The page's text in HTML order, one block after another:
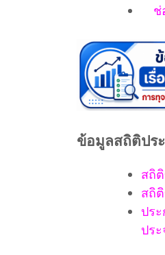
ช่
ข้อมูลสถิติปร
สถิติ
สถิติ
ปร
ปร